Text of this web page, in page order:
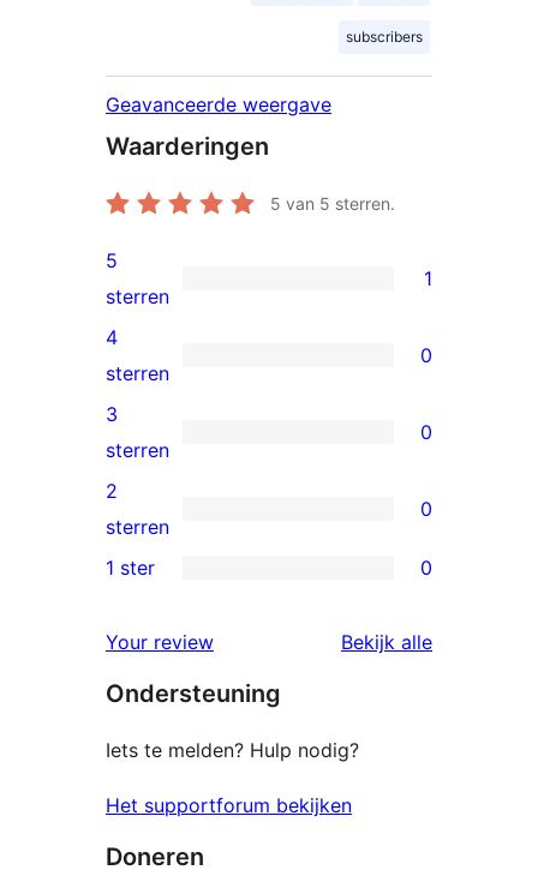
subscribers
Geavanceerde weergave
Waarderingen
5 van 5 sterren.
1
5
ster
beoordeling
5
sterren
1
0
4
sterren
beoordelingen
4
sterren
0
0
3
sterren
beoordelingen
3
sterren
0
0
2
beoordelingen
2
sterren
0
sterren
beoordelingen
1 ster 0
Your review Bekijk alle
Ondersteuning
Iets te melden? Hulp nodig?
Het supportforum bekijken
Doneren